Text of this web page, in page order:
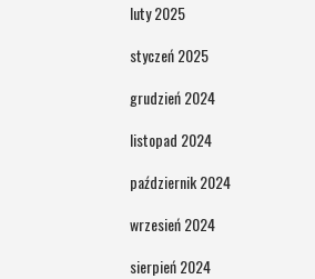
luty 2025
styczeń 2025
grudzień 2024
listopad 2024
październik 2024
wrzesień 2024
sierpień 2024